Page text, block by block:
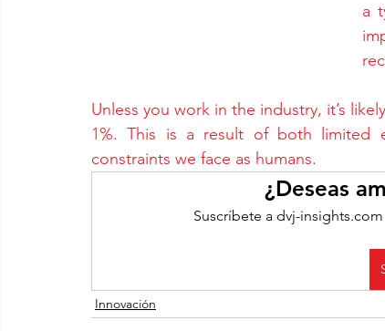
a
Unless you work in the industry, it’s
1%. This is a result of both limited
constraints we face as humans.
¿Deseas
Suscríbete a dvj-
Innovación